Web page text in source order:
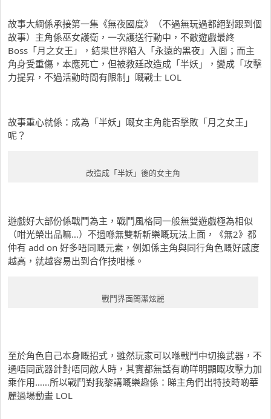
故事大綱係承接第一集《無夜國度》（不過無玩過都絕對跟到個
故事）主角係巫女護衛，一次護送行動中，不敵遊戲最終
Boss「月之女王」，結果世界陷入「永遠的黑夜」入面；而主
角身受重傷，本應死亡，但被教廷改造成「半妖」，變成「攻擊
力提昇，不過活動時間有限制」嘅戰士 LOL
故事重心就係：成為「半妖」嘅女主角能否擊敗「月之女王」
呢？
改造成「半妖」後的女主角
遊戲好大部份係戰鬥為主，戰鬥風格同一般無雙遊戲極為相似
（咁光榮出品嘛…）不過喺無雙斬斬樂嘅玩法上面，《無2》都
仲有 add on 好多唔同嘅元素，例如係主角與同行角色嘅好感度
越高，就越容易出到合作技咁樣。
戰鬥界面簡潔炫麗
至於角色自己本身嘅招式，雖然玩家可以喺戰鬥中切換武器，不
過唔同武器針對唔同敵人時，其實都無話有啲咩明顯嘅攻擊力加
乘作用……所以戰鬥對我黎講嘅樂趣係：睇主角們出特技時啲華
麗過場動畫 LOL